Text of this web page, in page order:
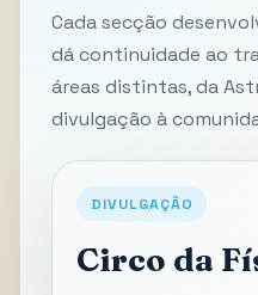
Cada secção
dá continuidade ao
áreas distintas, da
divulgação à
DIVULGAÇÃO
Circo da